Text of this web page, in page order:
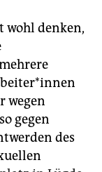
wohl denken,
wegen
gegen
des